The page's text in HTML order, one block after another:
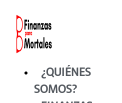
contenido
¿QUIÉNES
SOMOS?